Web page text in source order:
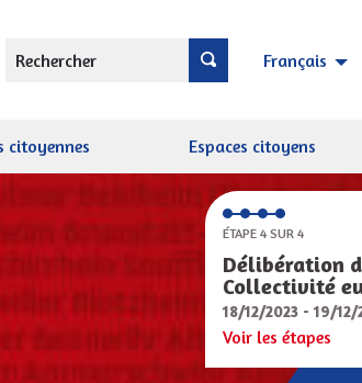
Rechercher Français
citoyennes Espaces citoyens
ÉTAPE 4 SUR 4
Délibération
Collectivité
18/12/2023 - 19/12/
Voir les étapes